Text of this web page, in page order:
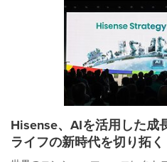
Hisense、AIを活用した成
ライフの新時代を切り拓く